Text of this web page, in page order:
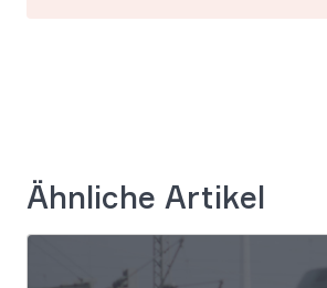
Ähnliche Artikel